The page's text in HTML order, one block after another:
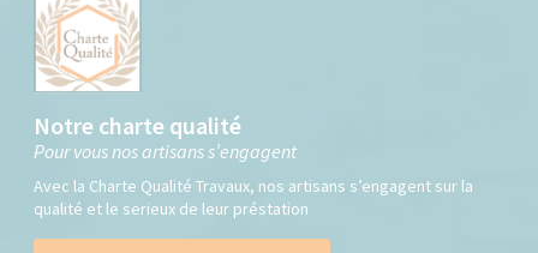
Notre charte qualité
Pour vous nos artisans s’engagent
Avec la Charte Qualité Travaux, nos artisans s’engagent sur la
qualité et le serieux de leur préstation